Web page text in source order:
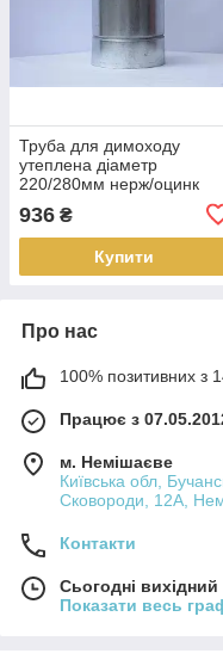
Труба для димоходу
утеплена діаметр
220/280мм нерж/оцинк
0,25м 1мм (сендвіч) AISI
304
936 ₴
Купити
Про нас
100% позитивних з
Працює з
м. Немішаєве
Київська обл,
Сковороди, 12А,
Контакти
Сьогодні вихідний
Показати весь